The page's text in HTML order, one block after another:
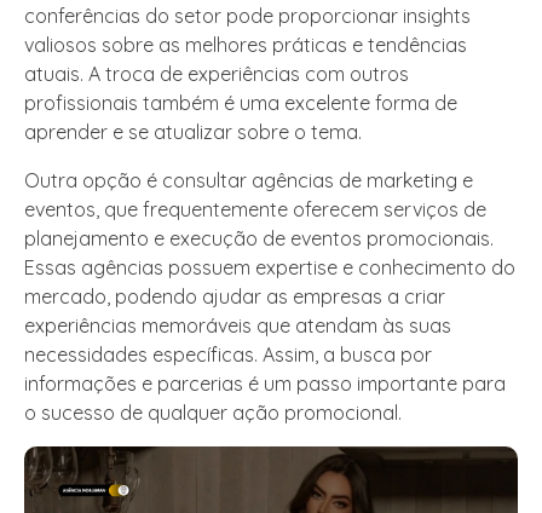
conferências do setor pode proporcionar insights
valiosos sobre as melhores práticas e tendências
atuais. A troca de experiências com outros
profissionais também é uma excelente forma de
aprender e se atualizar sobre o tema.
Outra opção é consultar agências de marketing e
eventos, que frequentemente oferecem serviços de
planejamento e execução de eventos promocionais.
Essas agências possuem expertise e conhecimento do
mercado, podendo ajudar as empresas a criar
experiências memoráveis que atendam às suas
necessidades específicas. Assim, a busca por
informações e parcerias é um passo importante para
o sucesso de qualquer ação promocional.